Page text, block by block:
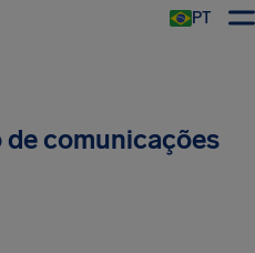
PT
comunicações